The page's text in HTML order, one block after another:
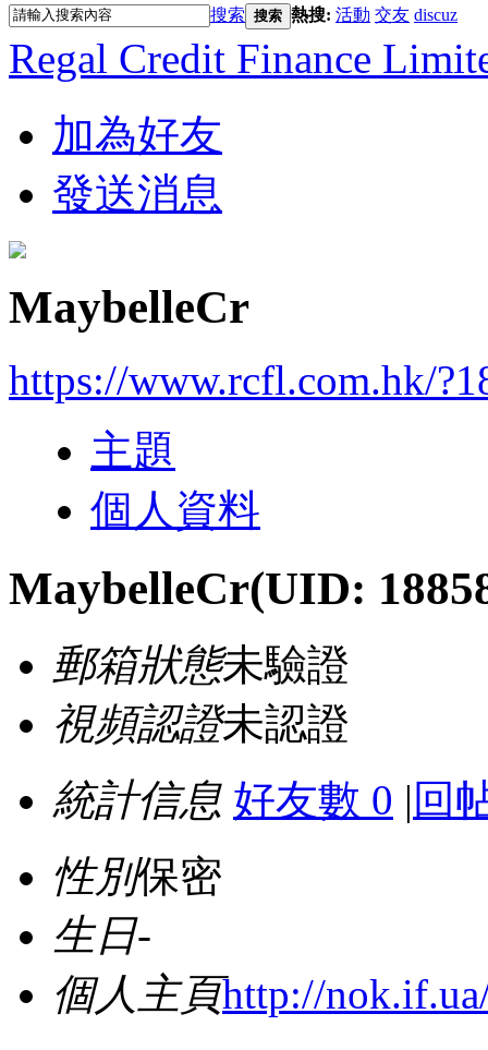
搜索 搜索 熱搜: 活動 交友 discuz
Regal Credit Finance
加為好友
發送消息
MaybelleCr
https://www.rcfl.com.hk/
主題
個人資料
MaybelleCr(UID:
郵箱狀態未驗證
視頻認證未認證
統計信息 好友數 0 | 回
性別保密
生日-
個人主頁http://